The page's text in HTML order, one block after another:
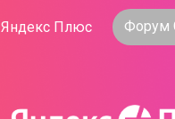
Яндекс Плюс Форум